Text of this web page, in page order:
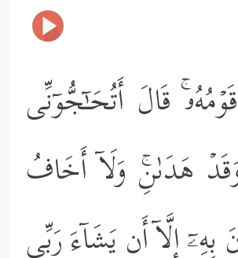
قَالَ أَتُحَـٰۤجُّوۤنِّی
هَدَىٰنِۚ وَلَاۤ أَخَافُ
بِهِۦۤ إِلَّاۤ أَن یَشَاۤءَ رَبِّی